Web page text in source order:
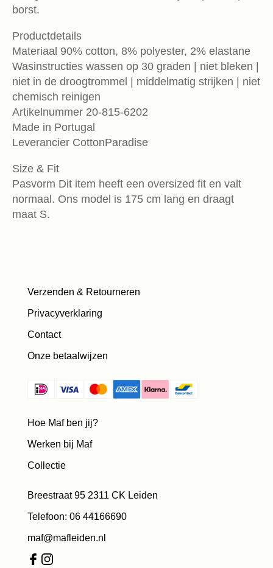
borst.
Productdetails
Materiaal 90% cotton, 8% polyester, 2% elastane
Wasinstructies wassen op 30 graden | niet bleken |
niet in de droogtrommel | middelmatig strijken | niet
chemisch reinigen
Artikelnummer 20-815-6202
Made in Portugal
Leverancier CottonParadise
Size & Fit
Pasvorm Dit item heeft een oversized fit en valt
normaal. Ons model is 175 cm lang en draagt
maat S.
Verzenden & Retourneren
Privacyverklaring
Contact
Onze betaalwijzen
Hoe Maf ben jij?
Werken bij Maf
Collectie
Breestraat 95 2311 CK Leiden
Telefoon: 06 44166690
maf@mafleiden.nl